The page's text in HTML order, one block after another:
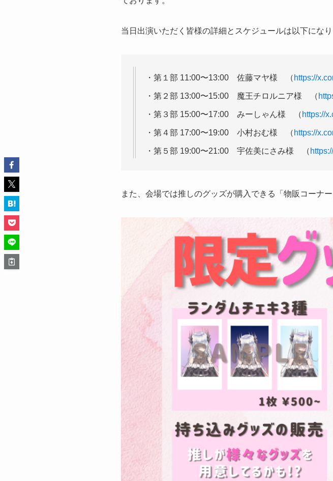
当日出演いただく皆様の詳細とスケジュールは以下になり
・第１部 11:00〜13:00 佐藤マヤ様 （ https://
・第２部 13:00〜15:00 魔王チロルニア様 （
・第３部 15:00〜17:00 みーしゃん様 （ https://
・第４部 17:00〜19:00 小村おむ様 （ https://
・第５部 19:00〜21:00 宇佐美にさみ様 （
また、会場では推しのグッズが購入できる「物販コーナ